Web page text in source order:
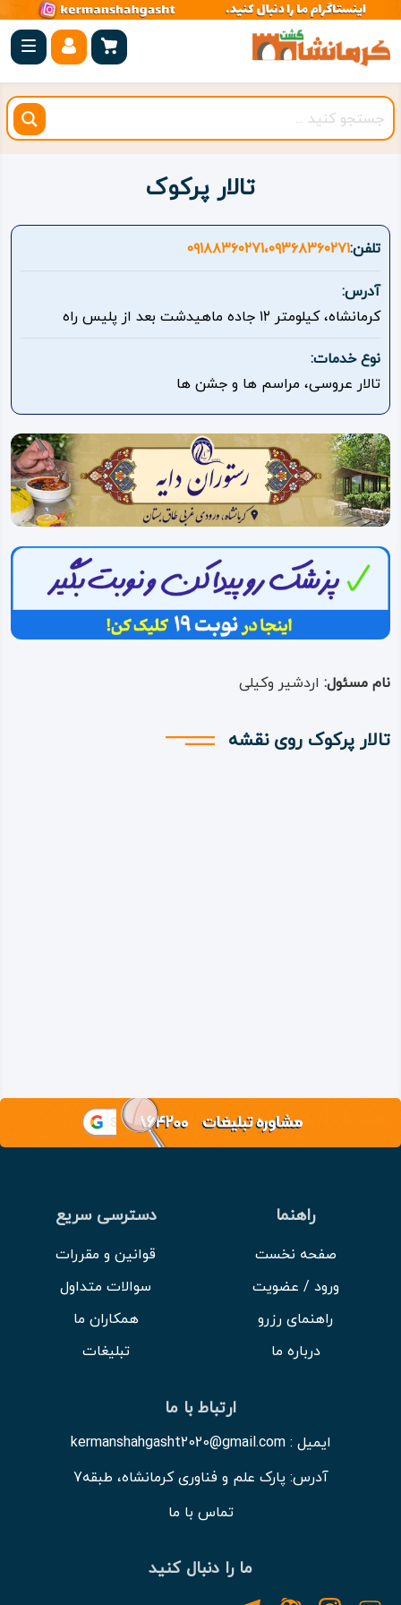
صفحه
اصلی
کرمانشاه
شهرستان
بیستون
روستاهای
هدف
اقامتگاه
ویدئو
درباره
ما
تالار پرکوک
تلفن:۰۹۱۸۸۳۶۰۲۷۱،۰۹۳۶۸۳۶۰۲۷۱
آدرس:
کرمانشاه، کیلومتر ۱۲ جاده ماهیدشت بعد از پلیس راه
نوع خدمات:
تالار عروسی، مراسم ها و جشن ها
نام مسئول: اردشیر وکیلی
تالار پرکوک روی نقشه
راهنما
صفحه نخست
ورود / عضویت
راهنمای رزرو
درباره ما
دسترسی سریع
قوانین و مقررات
سوالات متداول
همکاران ما
تبلیغات
ارتباط با ما
ایمیل : kermanshahgasht2020@gmail.com
آدرس: پارک علم و فناوری کرمانشاه، طبقه7
تماس با ما
ما را دنبال کنید